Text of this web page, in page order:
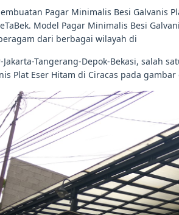
Pagar Minimalis Besi Galvanis
Model Pagar Minimalis Besi
dari berbagai wilayah di
Jakarta-Tangerang-Depok-Bekasi, salah
Plat Eser Hitam di Ciracas pada